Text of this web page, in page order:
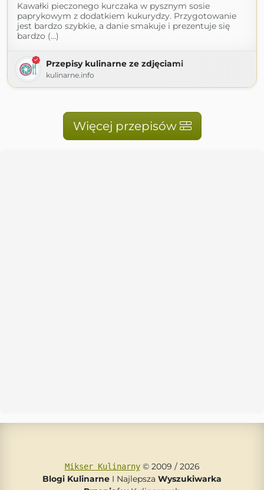
Kawałki pieczonego kurczaka w pysznym sosie
paprykowym z dodatkiem kukurydzy. Przygotowanie
jest bardzo szybkie, a danie smakuje i prezentuje się
bardzo (...)
Przepisy kulinarne ze zdjęciami
kulinarne.info
Więcej przepisów
Mikser Kulinarny© 2009 / 2026
Blogi Kulinarne I Najlepsza Wyszukiwarka